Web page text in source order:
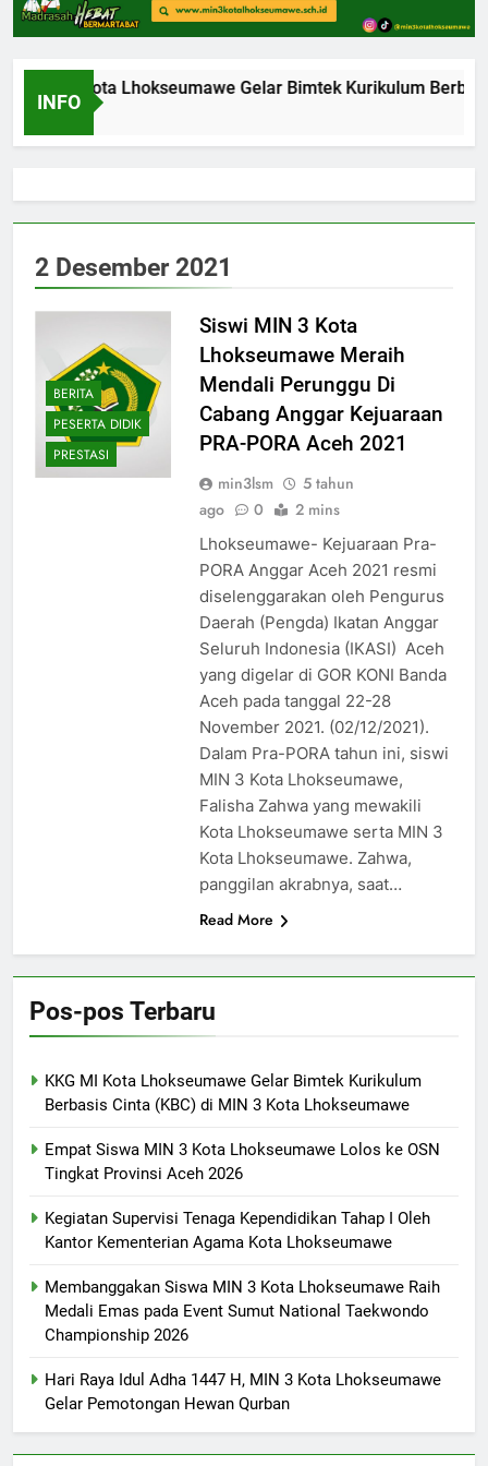
INFO
KKG MI Kota Lhokseumawe Gelar Bimtek Kurikulum
9 Jam Ago
2 Desember 2021
BERITA
PESERTA DIDIK
PRESTASI
Siswi MIN 3 Kota
Lhokseumawe Meraih
Mendali Perunggu Di
Cabang Anggar Kejuaraan
PRA-PORA Aceh 2021
min3lsm
5 tahun
ago
0 2 mins
Lhokseumawe- Kejuaraan Pra-
PORA Anggar Aceh 2021 resmi
diselenggarakan oleh Pengurus
Daerah (Pengda) Ikatan Anggar
Seluruh Indonesia (IKASI) Aceh
yang digelar di GOR KONI Banda
Aceh pada tanggal 22-28
November 2021. (02/12/2021).
Dalam Pra-PORA tahun ini, siswi
MIN 3 Kota Lhokseumawe,
Falisha Zahwa yang mewakili
Kota Lhokseumawe serta MIN 3
Kota Lhokseumawe. Zahwa,
panggilan akrabnya, saat…
Read More
Pos-pos Terbaru
KKG MI Kota Lhokseumawe Gelar Bimtek Kurikulum
Berbasis Cinta (KBC) di MIN 3 Kota Lhokseumawe
Empat Siswa MIN 3 Kota Lhokseumawe Lolos ke OSN
Tingkat Provinsi Aceh 2026
Kegiatan Supervisi Tenaga Kependidikan Tahap I Oleh
Kantor Kementerian Agama Kota Lhokseumawe
Membanggakan Siswa MIN 3 Kota Lhokseumawe Raih
Medali Emas pada Event Sumut National Taekwondo
Championship 2026
Hari Raya Idul Adha 1447 H, MIN 3 Kota Lhokseumawe
Gelar Pemotongan Hewan Qurban